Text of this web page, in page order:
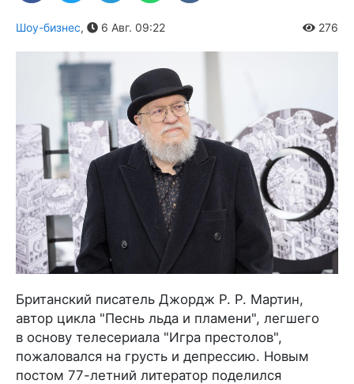
Шоу-бизнес, 6 Авг. 09:22 276
Британский писатель Джордж Р. Р. Мартин,
автор цикла "Песнь льда и пламени", легшего
в основу телесериала "Игра престолов",
пожаловался на грусть и депрессию. Новым
постом 77-летний литератор поделился